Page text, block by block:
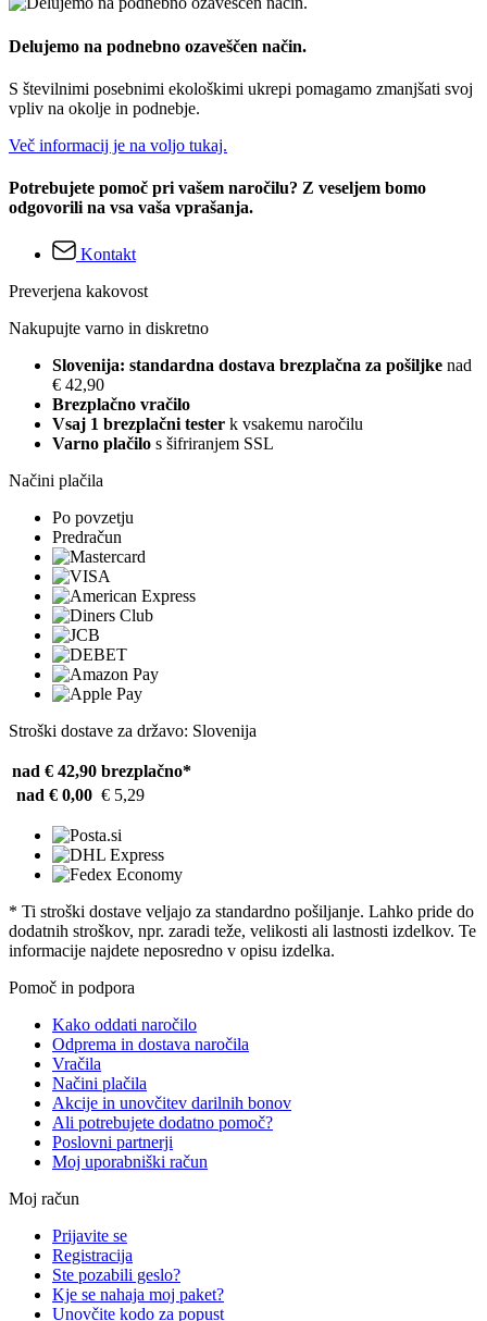
Delujemo na podnebno ozaveščen način.
S številnimi posebnimi ekološkimi ukrepi pomagamo zmanjšati svoj
vpliv na okolje in podnebje.
Več informacij je na voljo tukaj.
Potrebujete pomoč pri vašem naročilu? Z veseljem bomo
odgovorili na vsa vaša vprašanja.
Kontakt
Preverjena kakovost
Nakupujte varno in diskretno
Slovenija: standardna dostava brezplačna za pošiljke nad
€ 42,90
Brezplačno vračilo
Vsaj 1 brezplačni tester k vsakemu naročilu
Varno plačilo s šifriranjem SSL
Načini plačila
Po povzetju
Predračun
Stroški dostave za državo: Slovenija
nad € 42,90 brezplačno*
nad € 0,00 € 5,29
* Ti stroški dostave veljajo za standardno pošiljanje. Lahko pride do
dodatnih stroškov, npr. zaradi teže, velikosti ali lastnosti izdelkov. Te
informacije najdete neposredno v opisu izdelka.
Pomoč in podpora
Kako oddati naročilo
Odprema in dostava naročila
Vračila
Načini plačila
Akcije in unovčitev darilnih bonov
Ali potrebujete dodatno pomoč?
Poslovni partnerji
Moj uporabniški račun
Moj račun
Prijavite se
Registracija
Ste pozabili geslo?
Kje se nahaja moj paket?
Unovčite kodo za popust